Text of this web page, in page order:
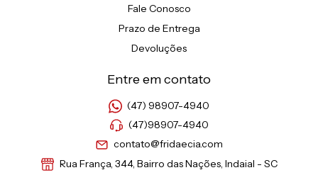
Fale Conosco
Prazo de Entrega
Devoluções
Entre em contato
(47) 98907-4940
(47)98907-4940
contato@fridaecia.com
Rua França, 344, Bairro das Nações, Indaial - SC